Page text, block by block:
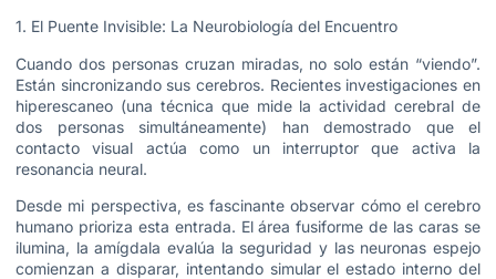
1. El Puente Invisible: La Neurobiología del Encuentro
Cuando dos personas cruzan miradas, no solo están “viendo”.
Están sincronizando sus cerebros. Recientes investigaciones en
hiperescaneo (una técnica que mide la actividad cerebral de
dos personas simultáneamente) han demostrado que el
contacto visual actúa como un interruptor que activa la
resonancia neural.
Desde mi perspectiva, es fascinante observar cómo el cerebro
humano prioriza esta entrada. El área fusiforme de las caras se
ilumina, la amígdala evalúa la seguridad y las neuronas espejo
comienzan a disparar, intentando simular el estado interno del